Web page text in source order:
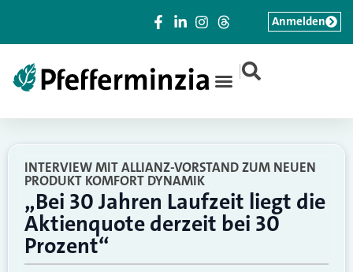
|
Anmelden
INTERVIEW MIT ALLIANZ-VORSTAND ZUM NEUEN
PRODUKT KOMFORT DYNAMIK
„Bei 30 Jahren Laufzeit liegt die
Aktienquote derzeit bei 30
Prozent“